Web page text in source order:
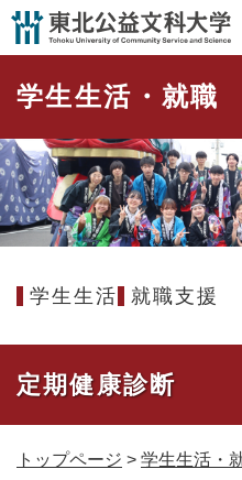
ペ
の
頭
で
す
。
メニューを
学生生活・就職
学生生活 就職支援
定期健康診断
トップページ > 学生生活・